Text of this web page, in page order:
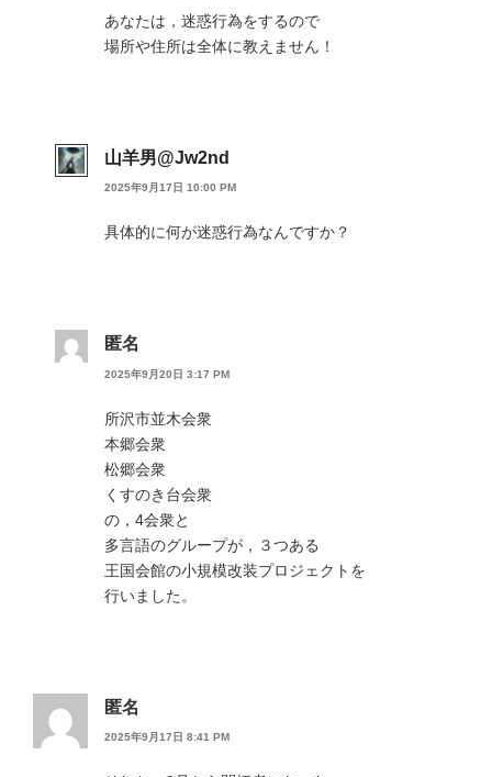
あなたは，迷惑行為をするので
場所や住所は全体に教えません！
山羊男@Jw2nd
2025年9月17日 10:00 PM
具体的に何が迷惑行為なんですか？
匿名
2025年9月20日 3:17 PM
所沢市並木会衆
本郷会衆
松郷会衆
くすのき台会衆
の，4会衆と
多言語のグループが，３つある
王国会館の小規模改装プロジェクトを
行いました。
匿名
2025年9月17日 8:41 PM